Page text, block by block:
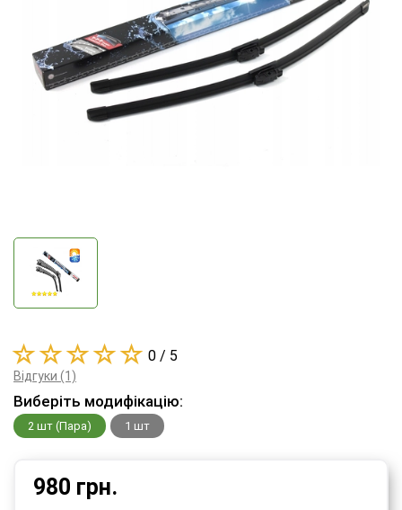
980 грн.
0 / 5
Відгуки (1)
Виберіть модифікацію:
2 шт (Пара) 1 шт